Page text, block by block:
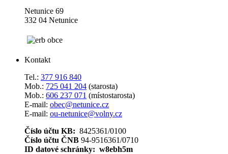
Netunice 69
332 04 Netunice
Kontakt
Tel.: 377 916 840
Mob.: 725 041 204 (starosta)
Mob.: 606 237 071 (místostarosta)
E-mail: obec@netunice.cz
E-mail: ou-netunice@volny.cz
Číslo účtu KB: 8425361/0100
Číslo účtu ČNB 94-9516361/0710
ID datové schránky: w8ebh5m